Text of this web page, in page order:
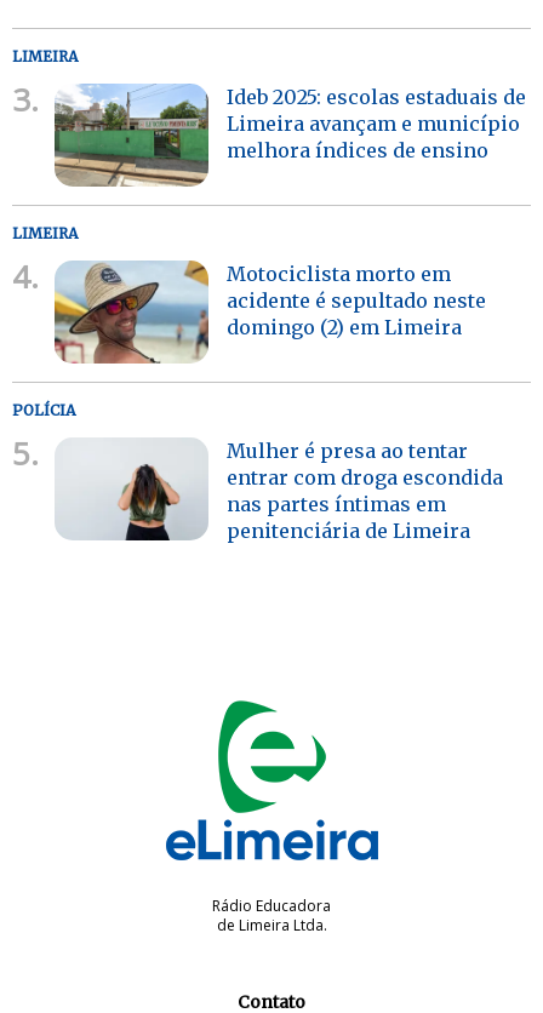
LIMEIRA
3.
Ideb 2025: escolas estaduais de
Limeira avançam e município
melhora índices de ensino
LIMEIRA
4.
Motociclista morto em
acidente é sepultado neste
domingo (2) em Limeira
POLÍCIA
5.
Mulher é presa ao tentar
entrar com droga escondida
nas partes íntimas em
penitenciária de Limeira
Rádio Educadora
de Limeira Ltda.
Contato